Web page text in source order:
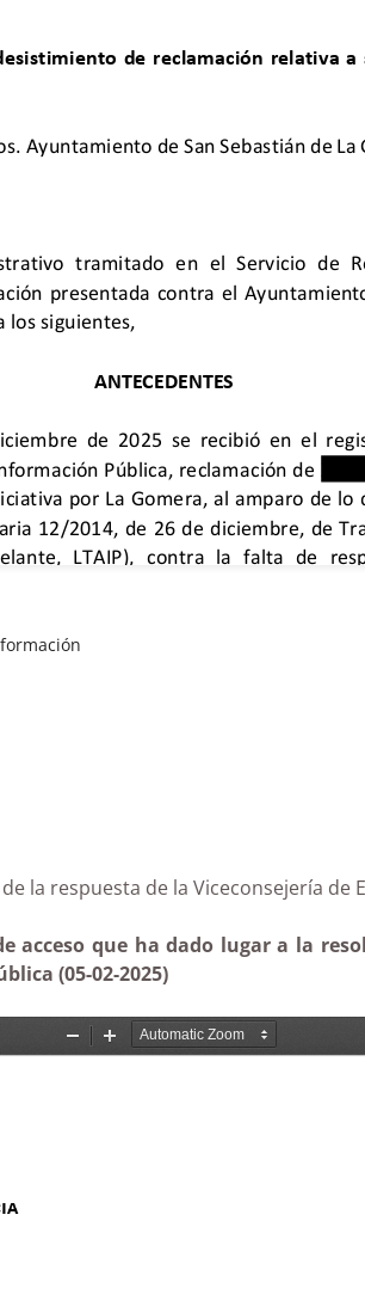
de la respuesta de la
que ha dado lugar a la
(05-02-2025)